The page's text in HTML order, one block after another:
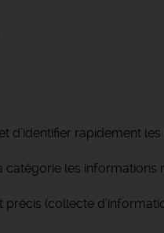
rapidement les
catégorie les informations
(collecte